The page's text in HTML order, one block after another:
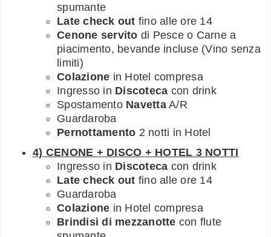
spumante
Late check out fino alle ore 14
Cenone servito di Pesce o Carne a
piacimento, bevande incluse (Vino senza
limiti)
Colazione in Hotel compresa
Ingresso in Discoteca con drink
Spostamento NavettaA/R
Guardaroba
Pernottamento 2 notti in Hotel
4) CENONE + DISCO + HOTEL 3 NOTTI
Ingresso in Discoteca con drink
Late check out fino alle ore 14
Guardaroba
Colazione in Hotel compresa
Brindisi di mezzanotte con flute